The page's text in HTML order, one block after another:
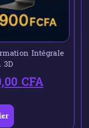
Intégrale
CFA